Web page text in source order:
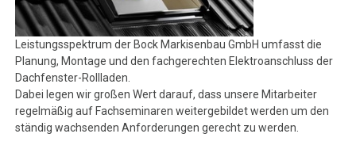
Leistungsspektrum der Bock Markisenbau GmbH umfasst die
Planung, Montage und den fachgerechten Elektroanschluss der
Dachfenster-Rollladen.
Dabei legen wir großen Wert darauf, dass unsere Mitarbeiter
regelmäßig auf Fachseminaren weitergebildet werden um den
ständig wachsenden Anforderungen gerecht zu werden.